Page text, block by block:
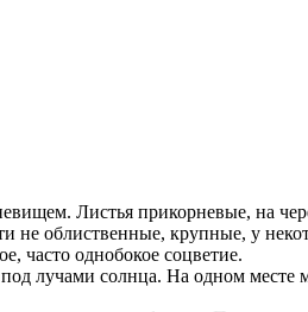
Листья прикорневые, на
не облиственные, крупные, у
часто однобокое соцветие.
лучами солнца. На одном месте